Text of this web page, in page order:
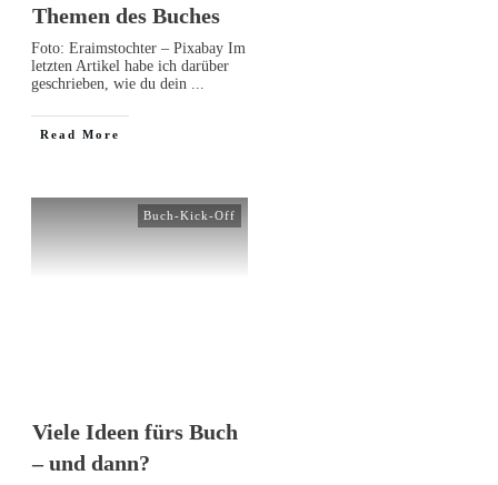
Themen des Buches
Foto: Eraimstochter – Pixabay Im
letzten Artikel habe ich darüber
geschrieben, wie du dein
Read More
Buch-Kick-Off
Viele Ideen fürs Buch
– und dann?